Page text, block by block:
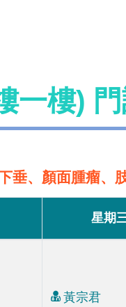
一樓)
垂、顏面腫瘤、
星期
黃宗君